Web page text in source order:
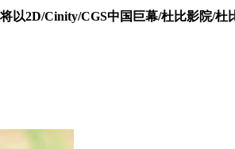
以2D/Cinity/CGS中国巨幕/杜比影院/